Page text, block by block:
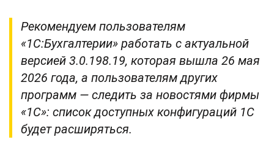
Рекомендуем пользователям
«1С:Бухгалтерии» работать с актуальной
версией 3.0.198.19, которая вышла 26 мая
2026 года, а пользователям других
программ — следить за новостями фирмы
«1С»: список доступных конфигураций 1С
будет расширяться.